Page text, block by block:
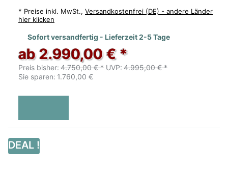
* Preise inkl. MwSt., Versandkostenfrei (DE) - andere Länder
hier klicken
Sofort versandfertig - Lieferzeit 2-5 Tage
ab 2.990,00 € *
Preis bisher: 4.750,00 € * UVP: 4.995,00 € *
Sie sparen: 1.760,00 €
DEAL !